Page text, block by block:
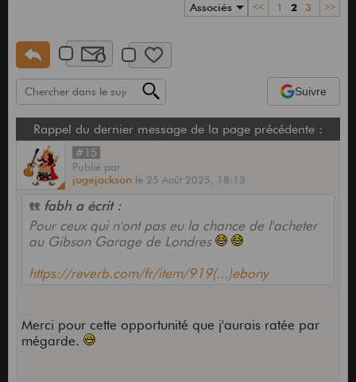
Associés << 1 2 3 >>
Suivre
Rappel du dernier message de la page précédente :
#15
Publié par
jugejackson le 25 Août 2025, 18:13
fabh a écrit :
Pour ceux qui n'ont pas eu la chance de l'acheter
au Gibson Garage de Londres
https://reverb.com/fr/item/919(...)ebony
Merci pour cette opportunité que j'aurais ratée par
mégarde.